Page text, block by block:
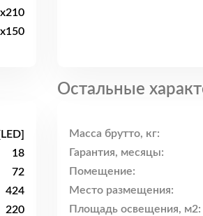
18
72
424
220
Остальные
Масса брутто, кг:
Гарантия, месяцы:
Помещение:
Место размещения:
Площадь освещения, м2: